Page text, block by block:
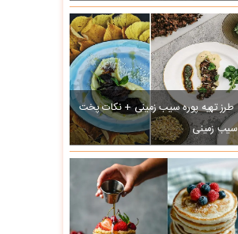
طرز تهیه پوره سیب زمینی + نکات پخت
سیب زمینی